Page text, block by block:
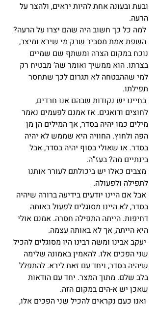
ובעת ובעונה אחת להיות יראים, ולהצר על
הרעה.
למה כל כך חשוב היה שהם יצרו על הרעה?
השפת אמת מסביר שרק מי שירא ומיצר,
נוכח במקום הצרה ומשתף שם שמיים
בצרתו. הוא ממשיך ואומר שה’ מבטיח רק
למי שההבטחה לא תגרום לכך שתחסר
תפילתו.
בחיינו יש נקודות שבהם אנו חרדים,
לחוצים ודואגים. אז אמנם לפעמים נאמר
מילים כמו יהיה בסדר, אך המילים הן מן
הפה ולחוץ. החוויה היא שממש לא יהיה
בסדר. או שאולי בסוף יהיה בסדר, אבל
בינתיים מה? בעז”ה.
מצבים כאלו יש ביכולתם לעורר אותנו
לתפילה ולפעולה.
אבל אם היינו יודעים בידיעה ברורה שיהיה
בסדר, לא היינו מסוגלים לפעול באותה
דחיפות. הייתה התפילה חסרה. אמנם אולי
היא הייתה, אך לא באותה עצמה.
יעקב אבינו ומשה רבינו היו מסוגלים להכיל
שני הפכים אלו. להאמין באמונה שלימה
שיהיה בסדר, ויחד עם זאת לירא. להתפלל
בלב שלם. מתוך המצר. יחד עם הודאות
שאכן יש א-הים במקום הזה.
ואנו כעם נקראים להכיל שני הפכים אלו,